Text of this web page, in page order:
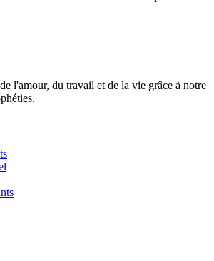
l'amour, du travail et de la vie grâce à notre